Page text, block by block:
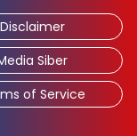
Disclaimer
Siber
of Service